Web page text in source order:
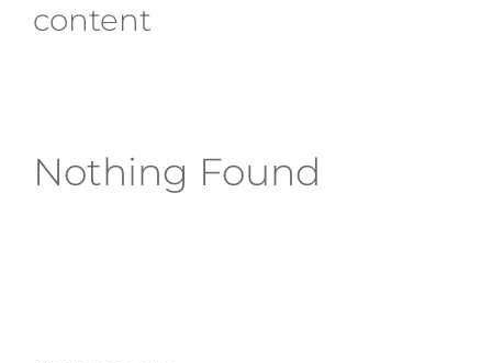
content
Nothing Found